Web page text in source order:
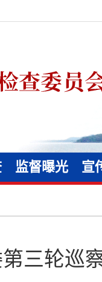
监督曝光 宣
三轮巡